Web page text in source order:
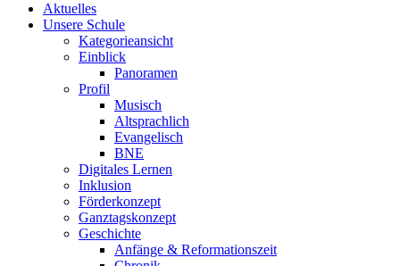
Aktuelles
Unsere Schule
Kategorieansicht
Einblick
Panoramen
Profil
Musisch
Altsprachlich
Evangelisch
BNE
Digitales Lernen
Inklusion
Förderkonzept
Ganztagskonzept
Geschichte
Anfänge & Reformationszeit